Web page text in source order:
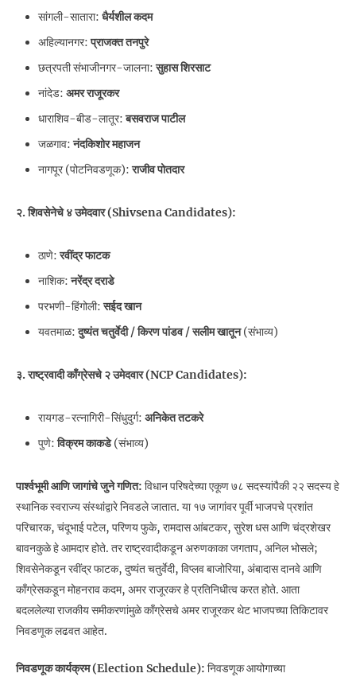
सांगली-सातारा: धैर्यशील कदम
अहिल्यानगर:प्राजक्त तनपुरे
छत्रपती संभाजीनगर-जालना:सुहास शिरसाट
नांदेड: अमर राजूरकर
धाराशिव-बीड-लातूर:बसवराज पाटील
जळगाव:नंदकिशोर महाजन
नागपूर (पोटनिवडणूक):राजीव पोतदार
२. शिवसेनेचे ४ उमेदवार (Shivsena Candidates):
ठाणे:रवींद्र फाटक
नाशिक:नरेंद्र दराडे
परभणी-हिंगोली:सईद खान
यवतमाळ:दुष्यंत चतुर्वेदी / किरण पांडव / सलीम खातून(संभाव्य)
३. राष्ट्रवादी काँग्रेसचे २ उमेदवार (NCP Candidates):
रायगड-रत्नागिरी-सिंधुदुर्ग: अनिकेत तटकरे
पुणे:विक्रम काकडे(संभाव्य)
पार्श्वभूमी आणि जागांचे जुने गणित: विधान परिषदेच्या एकूण ७८ सदस्यांपैकी २२ सदस्य हे
स्थानिक स्वराज्य संस्थांद्वारे निवडले जातात. या १७ जागांवर पूर्वी भाजपचे प्रशांत
परिचारक, चंदूभाई पटेल, परिणय फुके, रामदास आंबटकर, सुरेश धस आणि चंद्रशेखर
बावनकुळे हे आमदार होते. तर राष्ट्रवादीकडून अरुणकाका जगताप, अनिल भोसले;
शिवसेनेकडून रवींद्र फाटक, दुष्यंत चतुर्वेदी, विप्लव बाजोरिया, अंबादास दानवे आणि
काँग्रेसकडून मोहनराव कदम, अमर राजूरकर हे प्रतिनिधीत्व करत होते. आता
बदललेल्या राजकीय समीकरणांमुळे काँग्रेसचे अमर राजूरकर थेट भाजपच्या तिकिटावर
निवडणूक लढवत आहेत.
निवडणूक कार्यक्रम (Election Schedule): निवडणूक आयोगाच्या